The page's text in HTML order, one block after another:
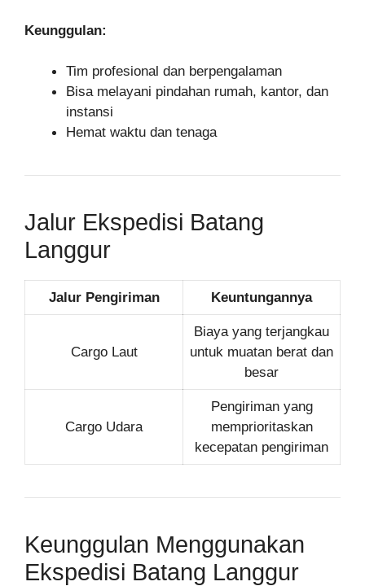
Keunggulan:
Tim profesional dan berpengalaman
Bisa melayani pindahan rumah, kantor, dan
instansi
Hemat waktu dan tenaga
Jalur Ekspedisi Batang
Langgur
Jalur Pengiriman Keuntungannya
Cargo Laut
Biaya yang terjangkau
untuk muatan berat dan
besar
Cargo Udara
Pengiriman yang
memprioritaskan
kecepatan pengiriman
Keunggulan Menggunakan
Ekspedisi Batang Langgur